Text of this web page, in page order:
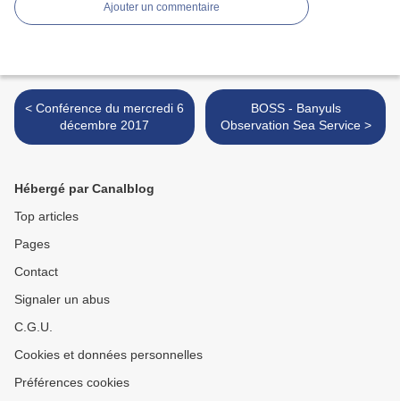
Ajouter un commentaire
< Conférence du mercredi 6
décembre 2017
BOSS - Banyuls
Observation Sea Service >
Hébergé par Canalblog
Top articles
Pages
Contact
Signaler un abus
C.G.U.
Cookies et données personnelles
Préférences cookies